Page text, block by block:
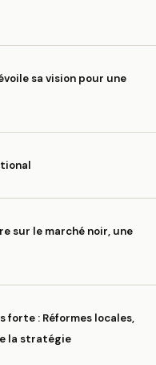
sa vision pour une
sur le marché noir, une
forte : Réformes locales,
la stratégie